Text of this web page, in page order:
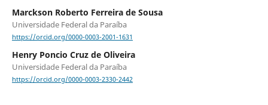
Marckson Roberto Ferreira de Sousa
Universidade Federal da Paraíba
https://orcid.org/0000-0003-2001-1631
Henry Poncio Cruz de Oliveira
Universidade Federal da Paraíba
https://orcid.org/0000-0003-2330-2442